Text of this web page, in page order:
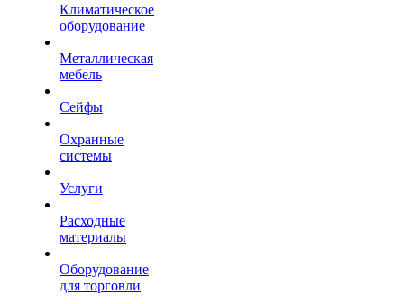
Климатическое
оборудование
Металлическая
мебель
Сейфы
Охранные
системы
Услуги
Расходные
материалы
Оборудование
для торговли